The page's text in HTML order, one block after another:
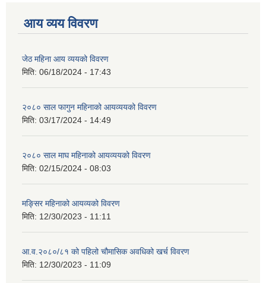
आय व्यय विवरण
जेठ महिना आय व्ययको विवरण
मिति: 06/18/2024 - 17:43
२०८० साल फागुन महिनाको आयव्ययको विवरण
मिति: 03/17/2024 - 14:49
२०८० साल माघ महिनाको आयव्ययको विवरण
मिति: 02/15/2024 - 08:03
मङ्सिर महिनाको आयव्यको विवरण
मिति: 12/30/2023 - 11:11
आ.व.२०८०/८१ को पहिलो चौमासिक अवधिको खर्च विवरण
मिति: 12/30/2023 - 11:09